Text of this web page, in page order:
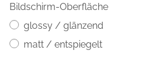
Bildschirm-Oberfläche
glossy / glänzend
matt / entspiegelt